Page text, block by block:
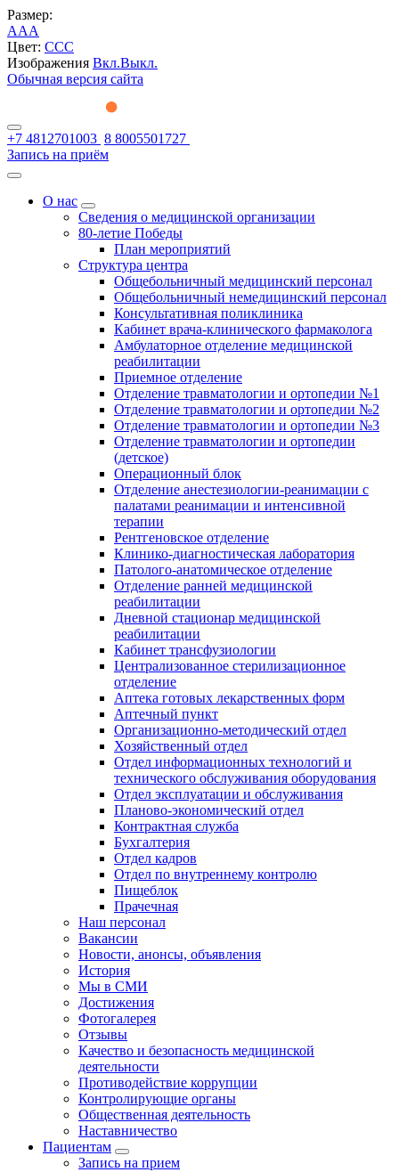
Размер:
AAA
Цвет: CCC
Изображения Вкл.Выкл.
Обычная версия сайта
+7 4812701003 8 8005501727
Запись на приём
О нас
Сведения о медицинской организации
80-летие Победы
План мероприятий
Структура центра
Общебольничный медицинский персонал
Общебольничный немедицинский персонал
Консультативная поликлиника
Кабинет врача-клинического фармаколога
Амбулаторное отделение медицинской
реабилитации
Приемное отделение
Отделение травматологии и ортопедии №1
Отделение травматологии и ортопедии №2
Отделение травматологии и ортопедии №3
Отделение травматологии и ортопедии
(детское)
Операционный блок
Отделение анестезиологии-реанимации с
палатами реанимации и интенсивной
терапии
Рентгеновское отделение
Клинико-диагностическая лаборатория
Патолого-анатомическое отделение
Отделение ранней медицинской
реабилитации
Дневной стационар медицинской
реабилитации
Кабинет трансфузиологии
Централизованное стерилизационное
отделение
Аптека готовых лекарственных форм
Аптечный пункт
Организационно-методический отдел
Хозяйственный отдел
Отдел информационных технологий и
технического обслуживания оборудования
Отдел эксплуатации и обслуживания
Планово-экономический отдел
Контрактная служба
Бухгалтерия
Отдел кадров
Отдел по внутреннему контролю
Пищеблок
Прачечная
Наш персонал
Вакансии
Новости, анонсы, объявления
История
Мы в СМИ
Достижения
Фотогалерея
Отзывы
Качество и безопасность медицинской
деятельности
Противодействие коррупции
Контролирующие органы
Общественная деятельность
Наставничество
Пациентам
Запись на прием